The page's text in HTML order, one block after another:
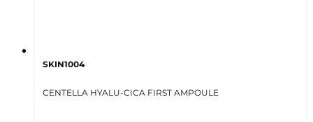
SKIN1004
CENTELLA HYALU-CICA FIRST AMPOULE